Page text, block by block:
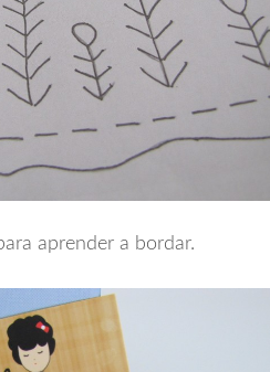
aprender a bordar.